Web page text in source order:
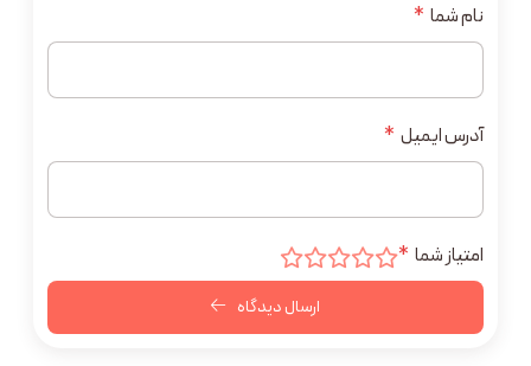
نام شما *
آدرس ایمیل *
امتیاز شما *
ارسال دیدگاه